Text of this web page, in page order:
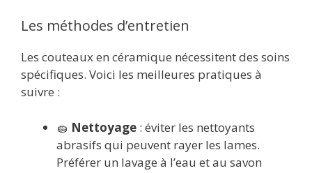
Les méthodes d’entretien
Les couteaux en céramique nécessitent des soins
spécifiques. Voici les meilleures pratiques à
suivre :
🧽 Nettoyage : éviter les nettoyants
abrasifs qui peuvent rayer les lames.
Préférer un lavage à l’eau et au savon